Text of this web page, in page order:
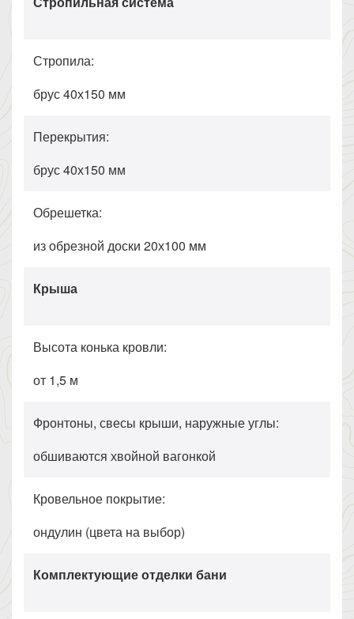
Стропила:
брус 40х150 мм
Перекрытия:
брус 40х150 мм
Обрешетка:
из обрезной доски 20х100 мм
Крыша
Высота конька кровли:
от 1,5 м
Фронтоны, свесы крыши, наружные углы:
обшиваются хвойной вагонкой
Кровельное покрытие:
ондулин (цвета на выбор)
Комплектующие отделки бани